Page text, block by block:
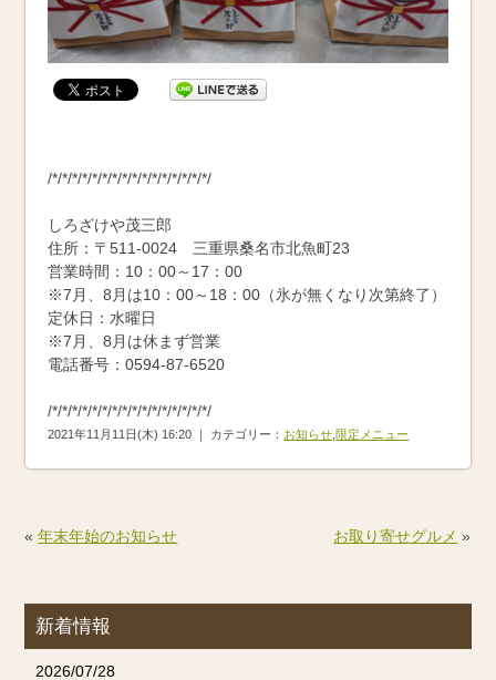
/*/*/*/*/*/*/*/*/*/*/*/*/*/*/*/*/
しろざけや茂三郎
住所：〒511-0024 三重県桑名市北魚町23
営業時間：10：00～17：00
※7月、8月は10：00～18：00（氷が無くなり次第終了）
定休日：水曜日
※7月、8月は休まず営業
電話番号：0594-87-6520
/*/*/*/*/*/*/*/*/*/*/*/*/*/*/*/*/
2021年11月11日(木) 16:20 ｜ カテゴリー： お知らせ ,限定メニュー
«年末年始のお知らせ お取り寄せグルメ »
新着情報
2026/07/28